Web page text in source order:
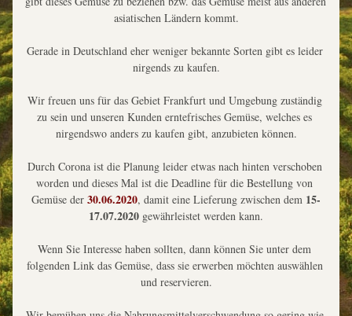
asiatischen Ländern kommt.
Gerade in Deutschland eher weniger bekannte Sorten gibt es leider
nirgends zu kaufen.
Wir freuen uns für das Gebiet Frankfurt und Umgebung zuständig
zu sein und unseren Kunden erntefrisches Gemüse, welches es
nirgendswo anders zu kaufen gibt, anzubieten können.
Durch Corona ist die Planung leider etwas nach hinten verschoben
worden und dieses Mal ist die Deadline für die Bestellung von
Gemüse der 30.06.2020, damit eine Lieferung zwischen dem 15-
17.07.2020 gewährleistet werden kann.
Wenn Sie Interesse haben sollten, dann können Sie unter dem
folgenden Link das Gemüse, dass sie erwerben möchten auswählen
und reservieren.